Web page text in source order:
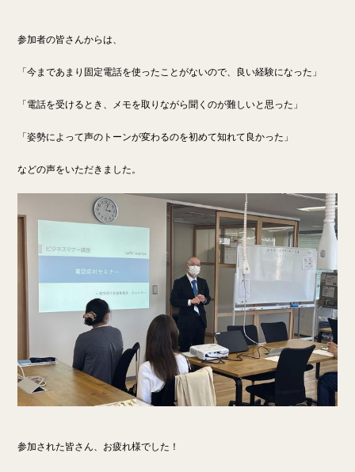
参加者の皆さんからは、
「今まであまり固定電話を使ったことがないので、良い経験になった」
「電話を受けるとき、メモを取りながら聞くのが難しいと思った」
「姿勢によって声のトーンが変わるのを初めて知れて良かった」
などの声をいただきました。
参加された皆さん、お疲れ様でした！